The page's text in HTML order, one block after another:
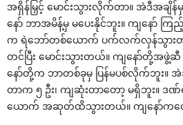
အရှိန်မြှင့် မောင်းသွားလိုက်တာ။ အဲဒီအချိ
နော် ဘာအမိန့်မှ မပေးနိုင်ဘူး။ ကျနော်
က ရဲဘော်တစ်ယောက် ပက်လက်လှန်သွားတ
တင်ပြီး မောင်းသွားတယ်။ ကျနော်တို့အဖွဲ့
နော်တို့က ဘာတစ်ခုမှ ပြန်မပစ်လိုက်ဘူး။
တာက ၅ ဦး၊ ကျဆုံးတာတော့ မရှိဘူး။ ဒ
ယောက် အဆုတ်ထိသွားတယ်။ ကျနော်ကတေ